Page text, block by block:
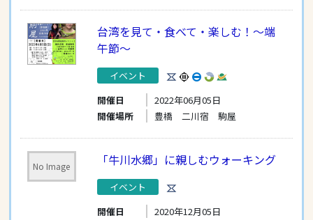
台湾を見て・食べて・楽しむ！〜端
午節〜
イベント
開催日
2022年06月05日
開催場所
豊橋 二川宿 駒屋
No Image 「牛川水郷」に親しむウォーキング
イベント
開催日
2020年12月05日